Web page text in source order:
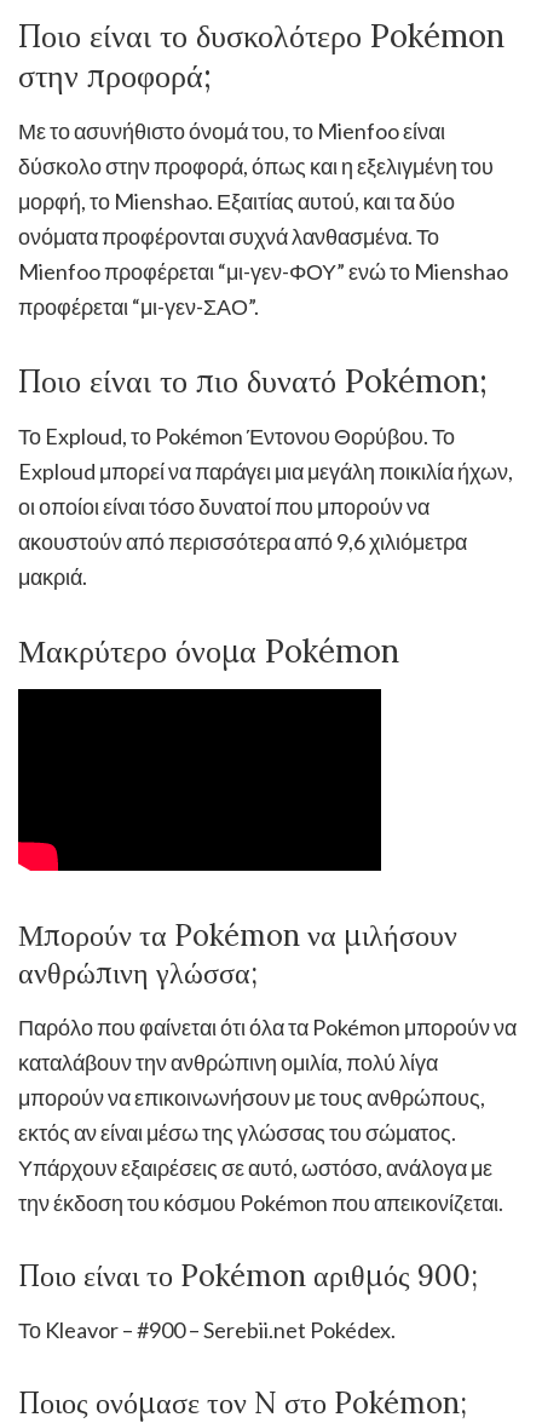
Ποιο είναι το δυσκολότερο Pokémon
στην προφορά;
Με το ασυνήθιστο όνομά του, το Mienfoo είναι
δύσκολο στην προφορά, όπως και η εξελιγμένη του
μορφή, το Mienshao. Εξαιτίας αυτού, και τα δύο
ονόματα προφέρονται συχνά λανθασμένα. Το
Mienfoo προφέρεται “μι-γεν-ΦΟΥ” ενώ το Mienshao
προφέρεται “μι-γεν-ΣΑΟ”.
Ποιο είναι το πιο δυνατό Pokémon;
Το Exploud, το Pokémon Έντονου Θορύβου. Το
Exploud μπορεί να παράγει μια μεγάλη ποικιλία ήχων,
οι οποίοι είναι τόσο δυνατοί που μπορούν να
ακουστούν από περισσότερα από 9,6 χιλιόμετρα
μακριά.
Μακρύτερο όνομα Pokémon
Μπορούν τα Pokémon να μιλήσουν
ανθρώπινη γλώσσα;
Παρόλο που φαίνεται ότι όλα τα Pokémon μπορούν να
καταλάβουν την ανθρώπινη ομιλία, πολύ λίγα
μπορούν να επικοινωνήσουν με τους ανθρώπους,
εκτός αν είναι μέσω της γλώσσας του σώματος.
Υπάρχουν εξαιρέσεις σε αυτό, ωστόσο, ανάλογα με
την έκδοση του κόσμου Pokémon που απεικονίζεται.
Ποιο είναι το Pokémon αριθμός 900;
Το Kleavor – #900 – Serebii.net Pokédex.
Ποιος ονόμασε τον N στο Pokémon;